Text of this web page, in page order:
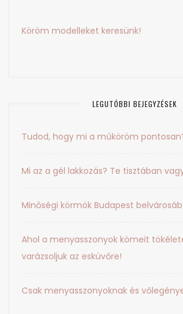
Köröm modelleket keresünk!
LEGUTÓBBI BEJEGYZÉSEK
Tudod, hogy mi a műköröm
Mi az a gél lakkozás? Te tisztában
Minőségi körmök Budapest
Ahol a menyasszonyok kömeit
varázsoljuk az esküvőre!
Csak menyasszonyoknak és